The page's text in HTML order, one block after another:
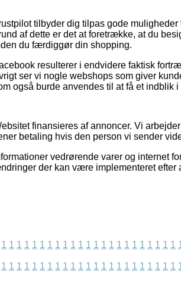
tilbyder dig tilpas gode
af dette er det at foretrække, at du
du færdiggør din shopping.
resulterer i endvidere faktisk
ser vi nogle webshops som giver
også burde anvendes til at få et indblik
finansieres af annoncer. Vi
betaling hvis den person vi sender
vedrørende varer og internet
der kan være implementeret efter
1 1 1 1 1 1 1 1 1 1 1 1 1 1 1 1 1 1 1 1 1 1 1
1 1 1 1 1 1 1 1 1 1 1 1 1 1 1 1 1 1 1 1 1 1 1